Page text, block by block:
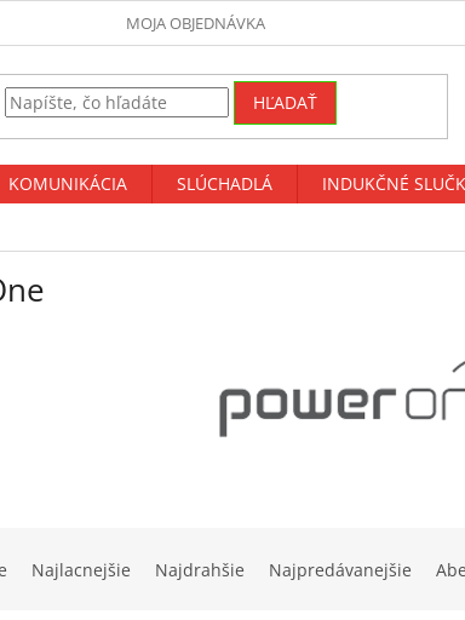
MOJA OBJEDNÁVKA
HĽADAŤ
KOMUNIKÁCIA SLÚCHADLÁ INDUKČNÉ
Najlacnejšie Najdrahšie Najpredávanejšie